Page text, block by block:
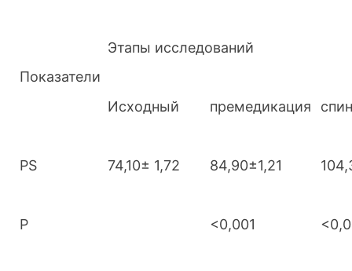
Показатели
Этапы исследований
Исходный премедикация
PS 74,10± 1,72 84,90±1,21
Р <0,001